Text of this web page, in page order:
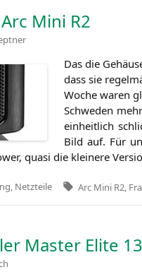
Mini R2
Das die
dass sie
Woche waren
Schwe­den
ein­heit­lich
Bild auf. Für
qua­si die klei­ne­re
Netzteile Tags:
Arc Mini R2
Master Elite